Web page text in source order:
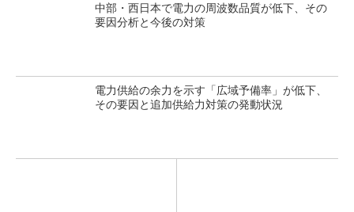
中部・西日本で電力の周波数品質が低下、その
要因分析と今後の対策
電力供給の余力を示す「広域予備率」が低下、
その要因と追加供給力対策の発動状況